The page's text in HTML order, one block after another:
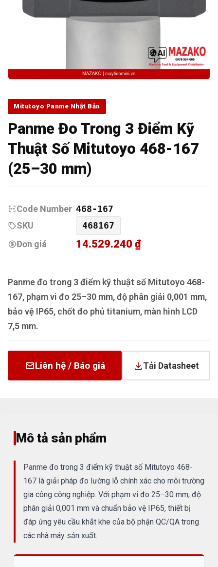
Mitutoyo Panme Nhật Bản
Panme Đo Trong 3 Điểm Kỹ
Thuật Số Mitutoyo 468-167
(25–30 mm)
Code Number 468-167
SKU
468167
Đơn giá
14.529.240 ₫
Panme đo trong 3 điểm kỹ thuật số Mitutoyo 468-
167, phạm vi đo 25–30 mm, độ phân giải 0,001 mm,
bảo vệ IP65, chốt đo phủ titanium, màn hình LCD
7,5 mm.
Liên hệ / Báo giá Tải Datasheet
Mô tả sản phẩm
Panme đo trong 3 điểm kỹ thuật số Mitutoyo 468-
167 là giải pháp đo lường lỗ chính xác cho môi trường
gia công công nghiệp. Với phạm vi đo 25–30 mm, độ
phân giải 0,001 mm và chuẩn bảo vệ IP65, thiết bị
đáp ứng yêu cầu khắt khe của bộ phận QC/QA trong
các nhà máy sản xuất.